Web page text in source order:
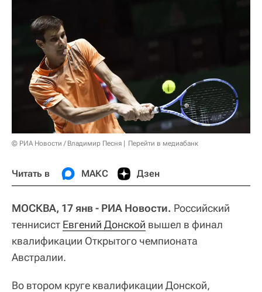
© РИА Новости / Владимир Песня Перейти в медиабанк
Читать в МАКС Дзен
МОСКВА, 17 янв - РИА Новости. Российский
теннисист Евгений Донской вышел в финал
квалификации Открытого чемпионата
Австралии.
Во втором круге квалификации Донской,